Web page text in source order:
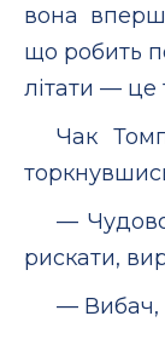
вона
що робить
літати — це
Чак
—
рискати,
— Вибач,